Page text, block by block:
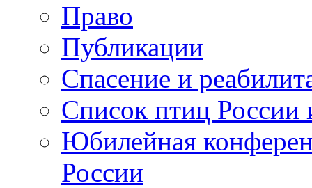
Право
Публикации
Спасение и
Список птиц России
Юбилейная
России